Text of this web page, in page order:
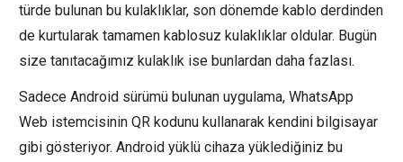
türde bulunan bu kulaklıklar, son dönemde kablo derdinden
de kurtularak tamamen kablosuz kulaklıklar oldular. Bugün
size tanıtacağımız kulaklık ise bunlardan daha fazlası.
Sadece Android sürümü bulunan uygulama, WhatsApp
Web istemcisinin QR kodunu kullanarak kendini bilgisayar
gibi gösteriyor. Android yüklü cihaza yüklediğiniz bu